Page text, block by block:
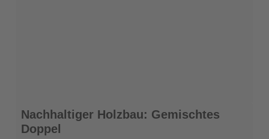
Nachhaltiger
Holzbau:
Gemischtes
Nachhaltiger Holzbau: Gemischtes
Doppel